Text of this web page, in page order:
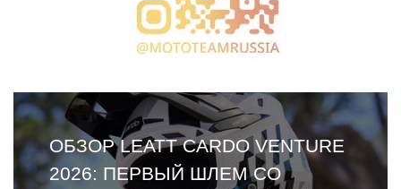
ОБЗОР LEATT CARDO VENTURE
2026: ПЕРВЫЙ ШЛЕМ СО